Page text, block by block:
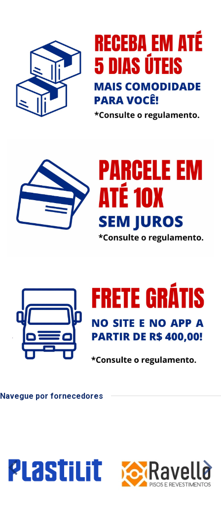
Navegue por fornecedores